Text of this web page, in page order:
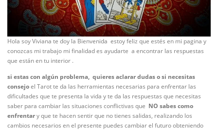
Hola soy Viviana te doy la Bienvenida estoy feliz que estés en mi pagina y
conozcas mi trabajo mi finalidad es ayudarte a encontrar las respuestas
que están en tu interior .
si estas con algún problema, quieres aclarar dudas o si necesitas
consejoel Tarot te da las herramientas necesarias para enfrentar las
dificultades que te presenta la vida y te da las respuestas que necesitas
saber para cambiar las situaciones conflictivas que NO sabescomo
enfrentary que te hacen sentir que no tienes salidas, realizando los
cambios necesarios en el presente puedes cambiar el futuro obteniendo